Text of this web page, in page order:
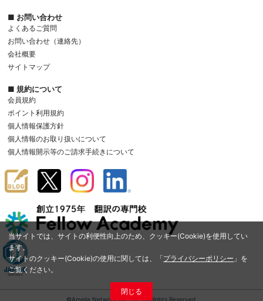
当サイトでは、サイトの利便性向上のため、クッキー(Cookie)を使用してい
ます。
サイトのクッキー(Cookie)の使用に関しては、「プライバシーポリシー 」を
ご覧ください。
閉じる
■ お問い合わせ
よくあるご質問
お問い合わせ（連絡先）
会社概要
サイトマップ
■ 規約について
会員規約
ポイント利用規約
個人情報保護方針
個人情報のお取り扱いについて
個人情報開示等のご請求手続きについて
©Amelia Network Co.,Ltd. All Rights Reserved.